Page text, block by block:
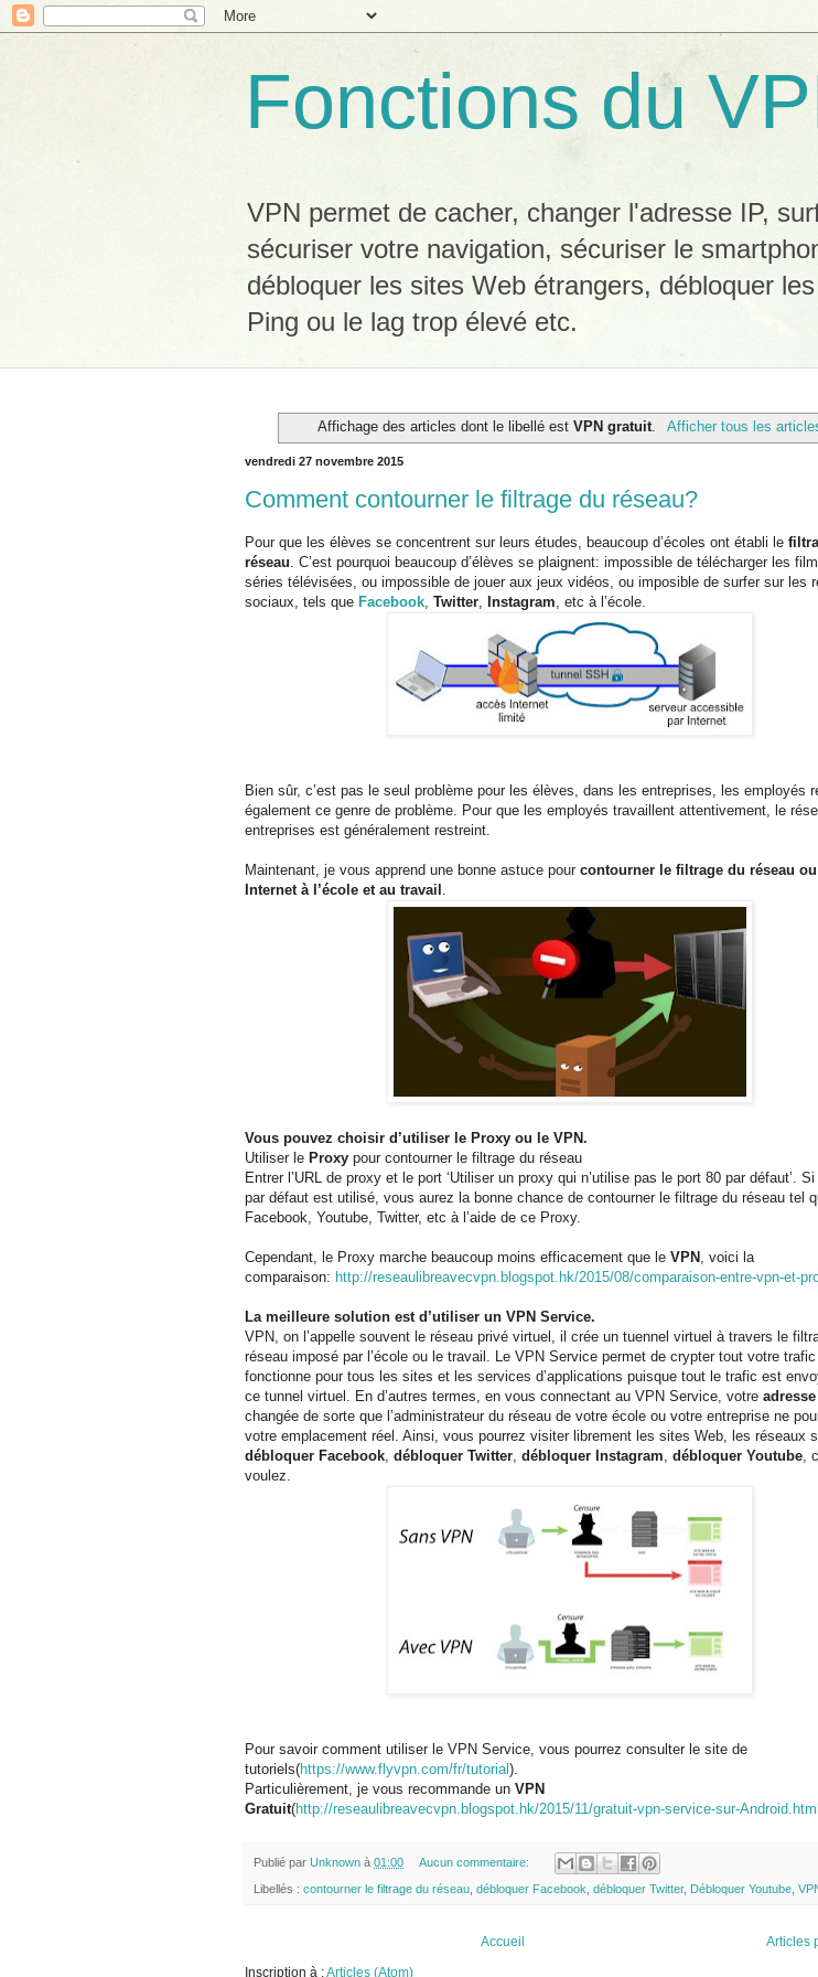
Fonctions du
VPN permet de cacher, changer l'adresse IP,
sécuriser votre navigation, sécuriser le
débloquer les sites Web étrangers, débloquer
Ping ou le lag trop élevé etc.
Affichage des articles dont le libellé estVPN gratuit Afficher tous les
vendredi 27 novembre 2015
Comment contourner le filtrage du réseau?
Pour que les élèves se concentrent sur leurs études, beaucoup d’écoles ont établi le
réseau . C’est pourquoi beaucoup d’élèves se plaignent: impossible de télécharger les
séries télévisées, ou impossible de jouer aux jeux vidéos, ou imposible de surfer sur les
sociaux, tels que Facebook Twitter Instagram , etc à l’école.
Bien sûr, c’est pas le seul problème pour les élèves, dans les entreprises, les employés
également ce genre de problème. Pour que les employés travaillent attentivement, le
entreprises est généralement restreint.
Maintenant, je vous apprend une bonne astuce pour contourner le filtrage du réseau
Internet à l’école et au travail
Vous pouvez choisir d’utiliser le Proxy ou le VPN.
Utiliser le Proxy pour contourner le filtrage du réseau
Entrer l’URL de proxy et le port ‘Utiliser un proxy qui n’utilise pas le port 80 par défaut’.
par défaut est utilisé, vous aurez la bonne chance de contourner le filtrage du réseau tel
Facebook, Youtube, Twitter, etc à l’aide de ce Proxy.
Cependant, le Proxy marche beaucoup moins efficacement que le VPN , voici la
comparaison: http://reseaulibreavecvpn.blogspot.hk/2015/08/comparaison-entre-vpn-et-
La meilleure solution est d’utiliser un VPN Service.
VPN, on l’appelle souvent le réseau privé virtuel, il crée un tuennel virtuel à travers le
réseau imposé par l’école ou le travail. Le VPN Service permet de crypter tout votre
fonctionne pour tous les sites et les services d’applications puisque tout le trafic est
ce tunnel virtuel. En d’autres termes, en vous connectant au VPN Service, votre
changée de sorte que l’administrateur du réseau de votre école ou votre entreprise ne
votre emplacement réel. Ainsi, vous pourrez visiter librement les sites Web, les réseaux
débloquer Facebook débloquer Twitter débloquer Instagram débloquer Youtube ,
voulez.
Pour savoir comment utiliser le VPN Service, vous pourrez consulter le site de
tutoriels(https://www.flyvpn.com/fr/tutorial).
Particulièrement, je vous recommande un VPN
Gratuit(http://reseaulibreavecvpn.blogspot.hk/2015/11/gratuit-vpn-service-sur-Android.html
Publié par Unknown à 01:00 Aucun commentaire:
Libellés : contourner le filtrage du réseau débloquer Facebook débloquer Twitter, Débloquer Youtube
Articles
Accueil
Inscription à :Articles (Atom)